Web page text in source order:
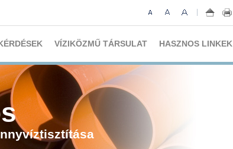
VÍZIKÖZMŰ TÁRSULAT HASZNOS LINKEK